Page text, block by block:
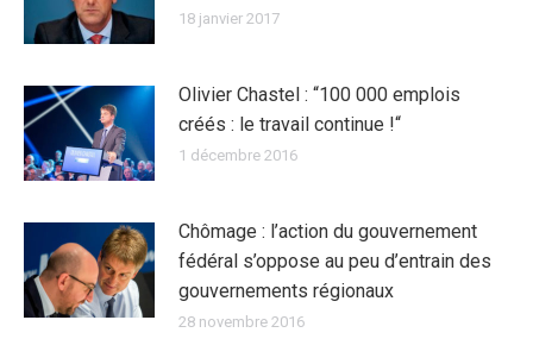
18 janvier 2017
Olivier Chastel : “100 000 emplois
créés : le travail continue !“
1 décembre 2016
Chômage : l’action du gouvernement
fédéral s’oppose au peu d’entrain des
gouvernements régionaux
28 novembre 2016